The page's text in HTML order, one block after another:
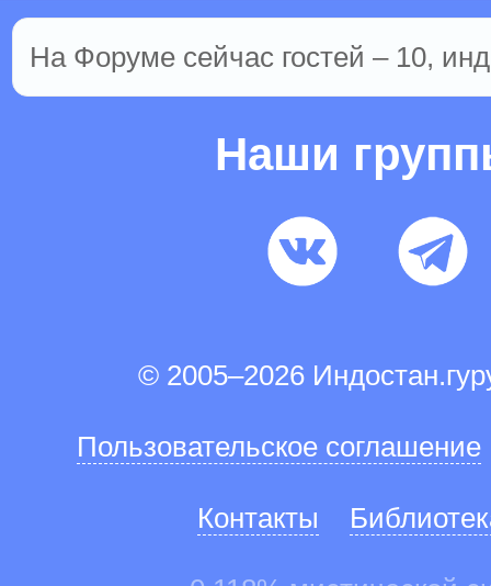
На Форуме сейчас гостей – 10,
Наши
© 2005–2026
Пользовательское соглашение
Контакты